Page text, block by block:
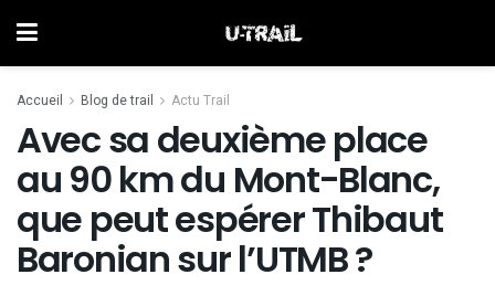
Accueil Blog de trail Actu Trail
Avec sa deuxième place
au 90 km du Mont-Blanc,
que peut espérer Thibaut
Baronian sur l’UTMB ?